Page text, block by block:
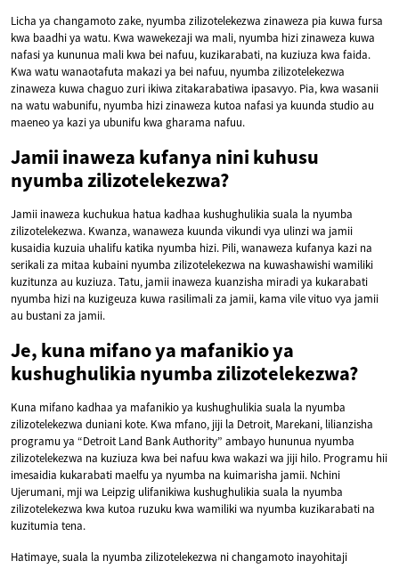
Licha ya changamoto zake, nyumba zilizotelekezwa zinaweza pia kuwa fursa
kwa baadhi ya watu. Kwa wawekezaji wa mali, nyumba hizi zinaweza kuwa
nafasi ya kununua mali kwa bei nafuu, kuzikarabati, na kuziuza kwa faida.
Kwa watu wanaotafuta makazi ya bei nafuu, nyumba zilizotelekezwa
zinaweza kuwa chaguo zuri ikiwa zitakarabatiwa ipasavyo. Pia, kwa wasanii
na watu wabunifu, nyumba hizi zinaweza kutoa nafasi ya kuunda studio au
maeneo ya kazi ya ubunifu kwa gharama nafuu.
Jamii inaweza kufanya nini kuhusu
nyumba zilizotelekezwa?
Jamii inaweza kuchukua hatua kadhaa kushughulikia suala la nyumba
zilizotelekezwa. Kwanza, wanaweza kuunda vikundi vya ulinzi wa jamii
kusaidia kuzuia uhalifu katika nyumba hizi. Pili, wanaweza kufanya kazi na
serikali za mitaa kubaini nyumba zilizotelekezwa na kuwashawishi wamiliki
kuzitunza au kuziuza. Tatu, jamii inaweza kuanzisha miradi ya kukarabati
nyumba hizi na kuzigeuza kuwa rasilimali za jamii, kama vile vituo vya jamii
au bustani za jamii.
Je, kuna mifano ya mafanikio ya
kushughulikia nyumba zilizotelekezwa?
Kuna mifano kadhaa ya mafanikio ya kushughulikia suala la nyumba
zilizotelekezwa duniani kote. Kwa mfano, jiji la Detroit, Marekani, lilianzisha
programu ya “Detroit Land Bank Authority” ambayo hununua nyumba
zilizotelekezwa na kuziuza kwa bei nafuu kwa wakazi wa jiji hilo. Programu hii
imesaidia kukarabati maelfu ya nyumba na kuimarisha jamii. Nchini
Ujerumani, mji wa Leipzig ulifanikiwa kushughulikia suala la nyumba
zilizotelekezwa kwa kutoa ruzuku kwa wamiliki wa nyumba kuzikarabati na
kuzitumia tena.
Hatimaye, suala la nyumba zilizotelekezwa ni changamoto inayohitaji